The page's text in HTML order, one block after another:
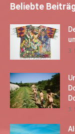
Beliebte
3.
3.